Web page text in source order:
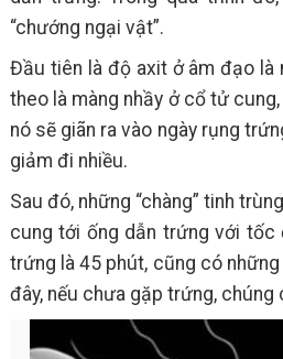
“chướng ngại vật”.
Đầu tiên là độ axit ở âm đạo là
theo là màng nhầy ở cổ tử
nó sẽ giãn ra vào ngày rụng
giảm đi nhiều.
Sau đó, những “chàng” tinh
cung tới ống dẫn trứng với tốc
trứng là 45 phút, cũng có
đây, nếu chưa gặp trứng,